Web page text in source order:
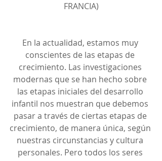
FRANCIA)
En la actualidad, estamos muy
conscientes de las etapas de
crecimiento. Las investigaciones
modernas que se han hecho sobre
las etapas iniciales del desarrollo
infantil nos muestran que debemos
pasar a través de ciertas etapas de
crecimiento, de manera única, según
nuestras circunstancias y cultura
personales. Pero todos los seres